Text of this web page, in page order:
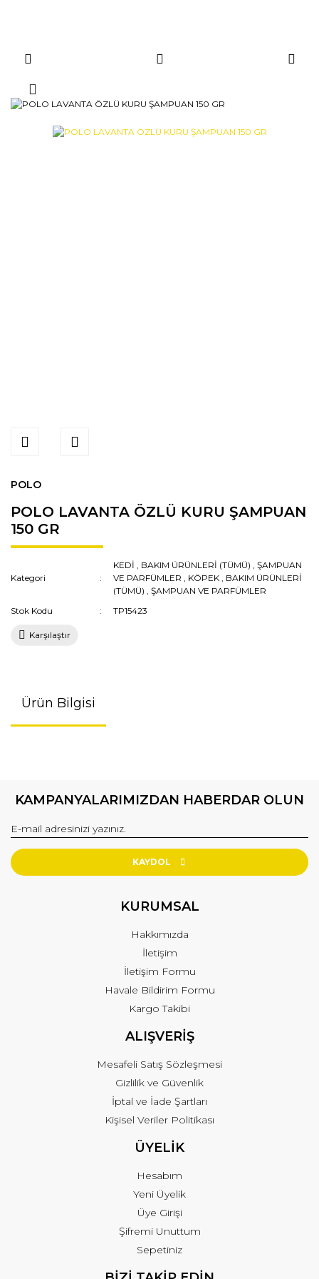
POLO
POLO LAVANTA ÖZLÜ KURU ŞAMPUAN
150 GR
Kategori
KEDİ , BAKIM ÜRÜNLERİ (TÜMÜ) ,ŞAMPUAN
VE PARFÜMLER , KÖPEK , BAKIM ÜRÜNLERİ
(TÜMÜ) ,ŞAMPUAN VE PARFÜMLER
Stok Kodu
TP15423
Karşılaştır
Ürün Bilgisi
KAMPANYALARIMIZDAN HABERDAR OLUN
KAYDOL
KURUMSAL
Hakkımızda
İletişim
İletişim Formu
Havale Bildirim Formu
Kargo Takibi
ALIŞVERİŞ
Mesafeli Satış Sözleşmesi
Gizlilik ve Güvenlik
İptal ve İade Şartları
Kişisel Veriler Politikası
ÜYELİK
Hesabım
Yeni Üyelik
Üye Girişi
Şifremi Unuttum
Sepetiniz